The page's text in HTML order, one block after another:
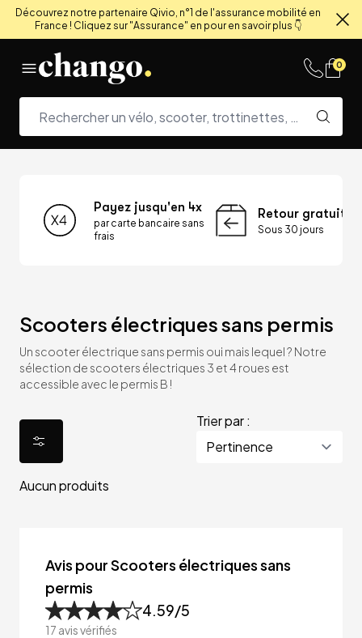
Découvrez notre partenaire Qivio, n°1 de l'assurance mobilité en
France ! Cliquez sur "Assurance" en pour en savoir plus 👇
0
Payez jusqu'en 4x
par carte bancaire sans
frais
Retour gratuit
Sous 30 jours
Scooters électriques sans permis
Un scooter électrique sans permis oui mais lequel ? Notre
sélection de scooters électriques 3 et 4 roues est
accessible avec le permis B !
Trier par :
Aucun produits
Avis pour Scooters électriques sans
permis
4.59/5
17 avis vérifiés